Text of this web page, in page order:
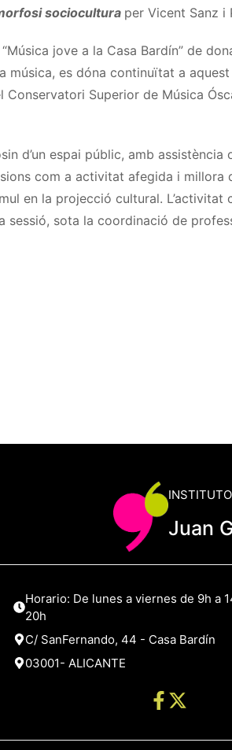
sociocultura per Vicent Sanz i
jove a la Casa Bardín” de
música, es dóna continuïtat a
Superior de Música
d’un espai públic, amb assistència
com a activitat afegida i millora
en la projecció cultural. L’activitat
sessió, sota la coordinació de
Juan
Horario: De lunes a viernes de 9h a
20h
C/ SanFernando, 44 - Casa Bardín
03001- ALICANTE